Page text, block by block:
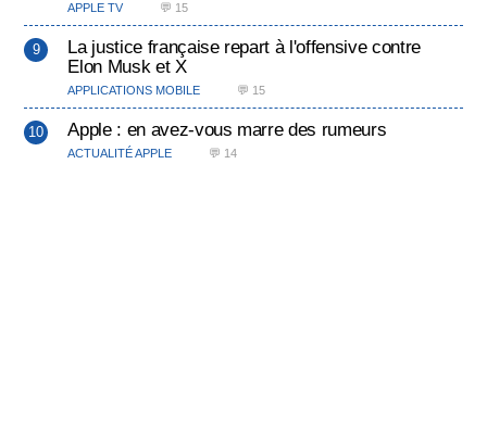
APPLE TV 💬 15
La justice française repart à l'offensive contre
Elon Musk et X
APPLICATIONS MOBILE 💬 15
Apple : en avez-vous marre des rumeurs
ACTUALITÉ APPLE 💬 14